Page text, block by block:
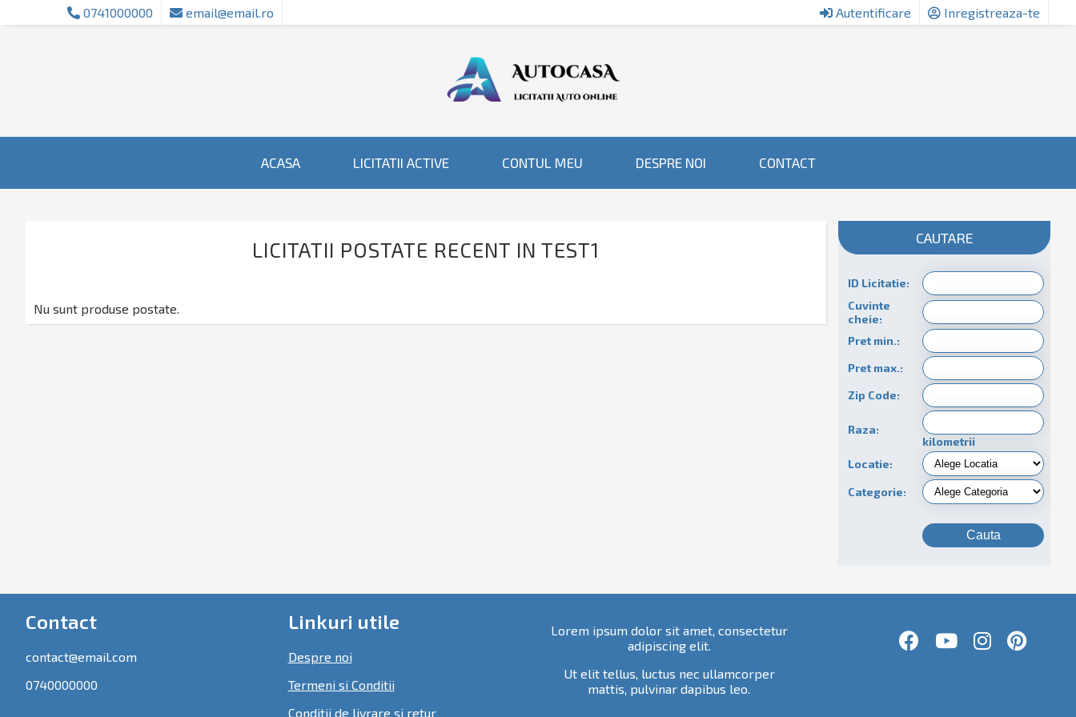
0741000000 email@email.ro Inregistreaza-te
Autentificare
ACASA LICITATII ACTIVE CONTUL MEU DESPRE NOI CONTACT
LICITATII POSTATE RECENT IN TEST1
Nu sunt produse postate.
CAUTARE
ID Licitatie:
Cuvinte
cheie:
Pret min.:
Pret max.:
Zip Code:
Raza:
kilometrii
Locatie:
Categorie:
Contact
contact@email.com
0740000000
Linkuri utile
Despre noi
Termeni si Conditii
Conditii de livrare si retur
Lorem ipsum dolor sit amet, consectetur
adipiscing elit.
Ut elit tellus, luctus nec ullamcorper
mattis, pulvinar dapibus leo.